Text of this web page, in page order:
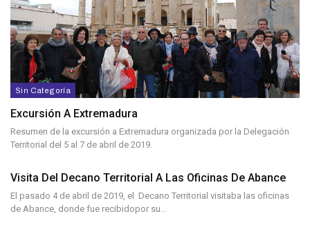
Sin Categoría
Excursión A Extremadura
Resumen de la excursión a Extremadura organizada por la Delegación
Territorial del 5 al 7 de abril de 2019.
Visita Del Decano Territorial A Las Oficinas De Abance
El pasado 4 de abril de 2019, el Decano Territorial visitaba las oficinas
de Abance, donde fue recibidopor su…